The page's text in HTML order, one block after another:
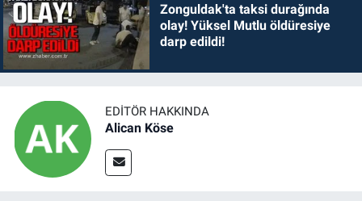
Zonguldak'ta taksi durağında
olay! Yüksel Mutlu öldüresiye
darp edildi!
EDITÖR HAKKINDA
Alican Köse